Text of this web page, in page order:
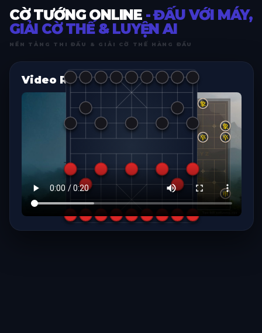
CỜ TƯỚNG ONLINE - ĐẤU VỚI MÁY,
GIẢI CỜ THẾ & LUYỆN AI
NỀN TẢNG THI ĐẤU & GIẢI CỜ THẾ HÀNG ĐẦU
Video Replay